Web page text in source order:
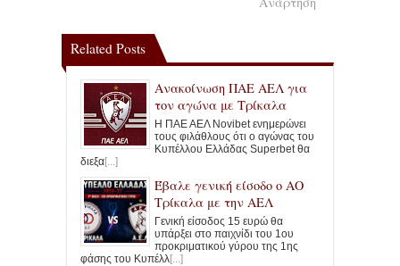
Related Posts
Ανακοίνωση ΠΑΕ ΑΕΛ για
τον αγώνα με Τρίκαλα
Η ΠΑΕ ΑΕΛ Novibet ενημερώνει
τους φιλάθλους ότι ο αγώνας του
Κυπέλλου Ελλάδας Superbet θα
διεξα[...]
Έβαλε γενική είσοδο ο ΑΟ
Τρίκαλα με την ΑΕΛ
Γενική είσοδος 15 ευρώ θα
υπάρξει στο παιχνίδι του 1ου
προκριματικού γύρου της 1ης
φάσης του Κυπέλλ[...]